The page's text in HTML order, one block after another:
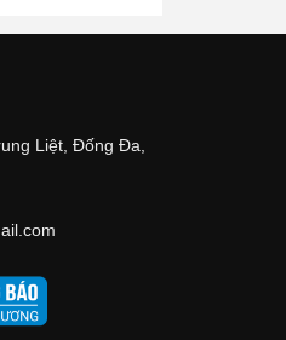
Liệt, Đống Đa,